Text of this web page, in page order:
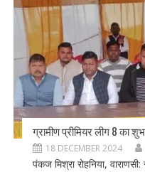
ग्रामीण प्रीमियर लीग 8 का
18 DECEMBER 2024
पंकज मिश्रा रोहनिया,